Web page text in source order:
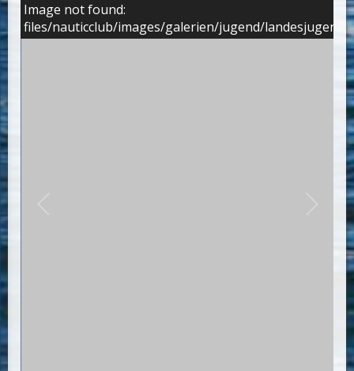
Image not found:
files/nauticclub/images/galerien/jugend/landesjugend/